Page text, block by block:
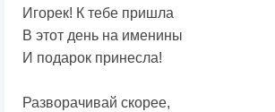
Игорек! К тебе пришла
В этот день на именины
И подарок принесла!
Разворачивай скорее,